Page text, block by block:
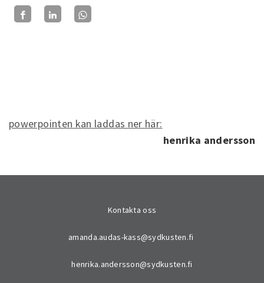
powerpointen kan laddas ner här:
henrika andersson
Kontakta oss
amanda.audas-kass@sydkusten.fi
henrika.andersson@sydkusten.fi